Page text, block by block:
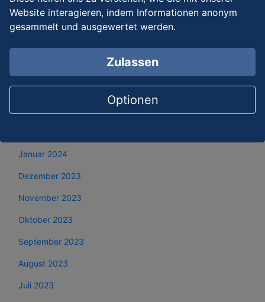
Juli 2024
April 2024
Januar 2024
Dezember 2023
November 2023
Oktober 2023
September 2023
August 2023
Juli 2023
Website interagieren, indem Informationen anonym
gesammelt und ausgewertet werden.
Zulassen
Optionen